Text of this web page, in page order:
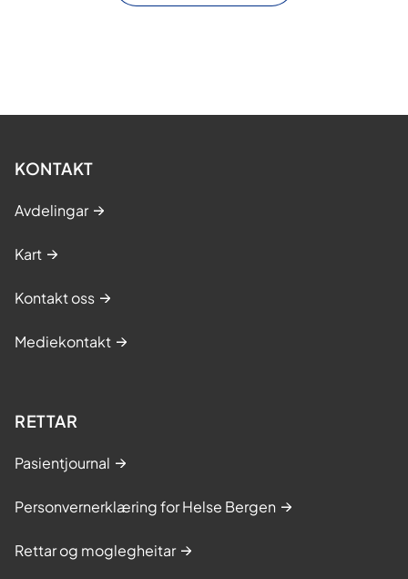
KONTAKT
Avdelingar
Kart
Kontakt oss
Mediekontakt
RETTAR
Pasientjournal
Personvernerklæring for Helse Bergen
Rettar og moglegheitar